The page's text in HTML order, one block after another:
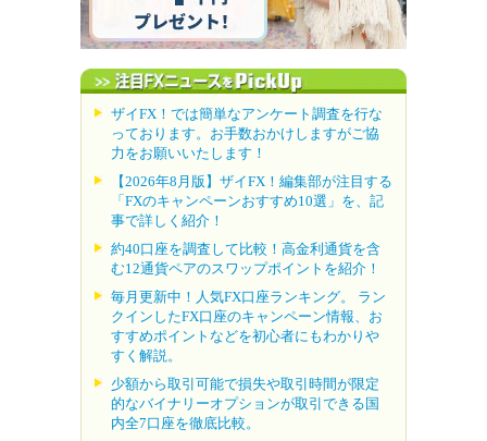
ザイFX！では簡単なアンケート調査を行な
っております。お手数おかけしますがご協
力をお願いいたします！
【2026年8月版】ザイFX！編集部が注目する
「FXのキャンペーンおすすめ10選」を、記
事で詳しく紹介！
約40口座を調査して比較！高金利通貨を含
む12通貨ペアのスワップポイントを紹介！
毎月更新中！人気FX口座ランキング。 ラン
クインしたFX口座のキャンペーン情報、お
すすめポイントなどを初心者にもわかりや
すく解説。
少額から取引可能で損失や取引時間が限定
的なバイナリーオプションが取引できる国
内全7口座を徹底比較。